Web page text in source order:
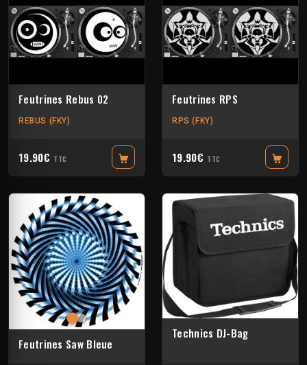
Feutrines Rebus 02
REBUS (FKY)
19.90€ TTC
Feutrines RPS
RPS (FKY)
19.90€ TTC
Feutrines Saw Bleue
Technics DJ-Bag